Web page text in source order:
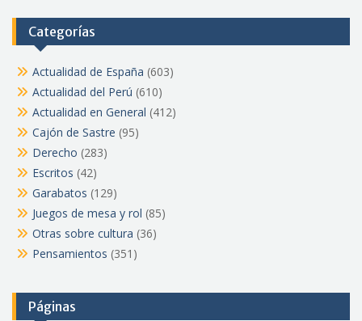
Categorías
Actualidad de España (603)
Actualidad del Perú (610)
Actualidad en General (412)
Cajón de Sastre (95)
Derecho (283)
Escritos (42)
Garabatos (129)
Juegos de mesa y rol (85)
Otras sobre cultura (36)
Pensamientos (351)
Páginas